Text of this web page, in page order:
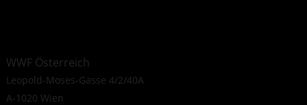
WWF Österreich
Leopold-Moses-Gasse 4/2/40A
A-1020 Wien